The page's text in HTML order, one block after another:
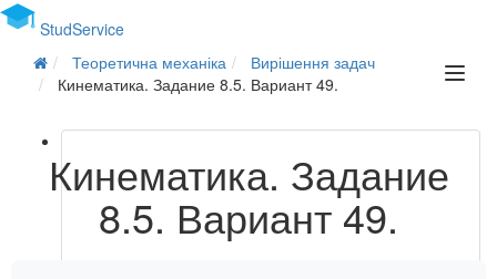
StudService
Теоретична механіка
Вирішення задач
Кинематика. Задание 8.5. Вариант 49.
Кинематика. Задание
8.5. Вариант 49.